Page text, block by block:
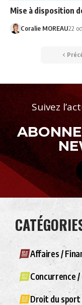
Mise à disposition
Coralie MOREAU22
Suivez
Affaires /
Concurrence
Droit du sport